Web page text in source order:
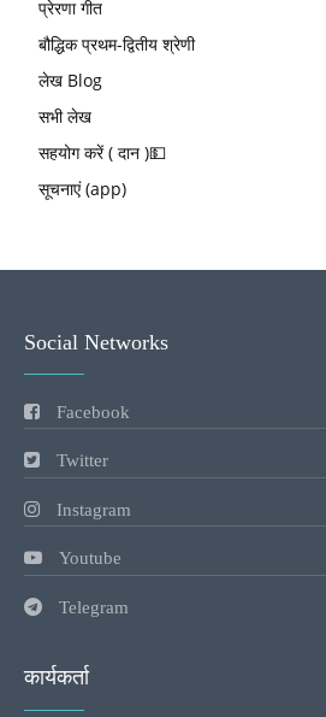
प्रेरणा गीत
बौद्धिक प्रथम-द्वितीय श्रेणी
लेख Blog
सभी लेख
सहयोग करें ( दान )💵
सूचनाएं (app)
Social Networks
Facebook
Twitter
Instagram
Youtube
Telegram
कार्यकर्ता